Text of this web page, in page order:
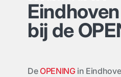
bij de
De OPENING in